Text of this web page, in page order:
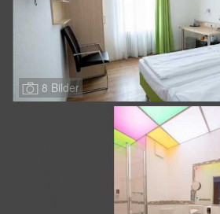
8 Bilder